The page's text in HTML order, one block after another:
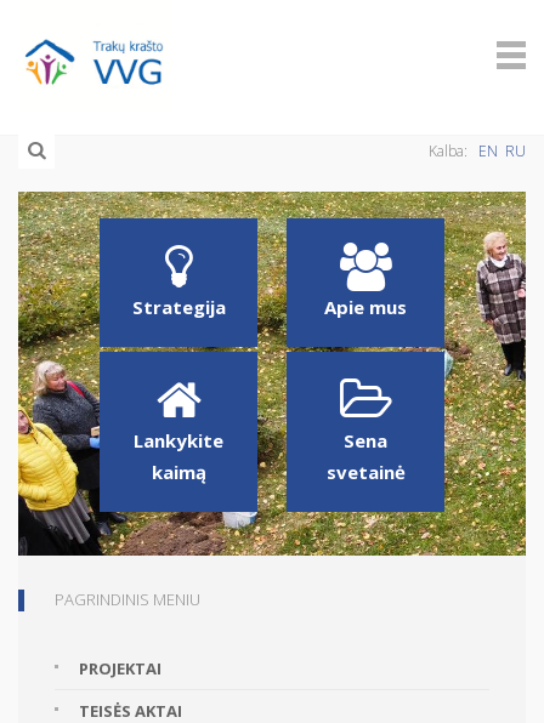
Kalba: EN RU
Strategija Apie mus
Lankykite
kaimą
Sena
svetainė
PAGRINDINIS MENIU
PROJEKTAI
TEISĖS AKTAI